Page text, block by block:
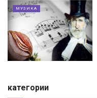
МУЗИКА
категории